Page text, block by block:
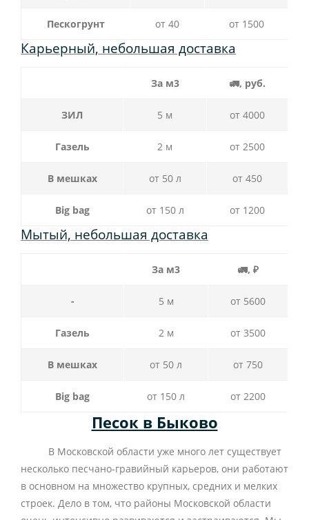
Пескогрунт от 40 от 1500
Карьерный, небольшая доставка
За м3 🚛, руб.
ЗИЛ 5 м от 4000
Газель 2 м от 2500
В мешках от 50 л от 450
Big bag от 150 л от 1200
Мытый, небольшая доставка
За м3 🚛, ₽
- 5 м от 5600
Газель 2 м от 3500
В мешках от 50 л от 750
Big bag от 150 л от 2200
Песок в Быково
В Московской области уже много лет существует
несколько песчано-гравийный карьеров, они работают
в основном на множество крупных, средних и мелких
строек. Дело в том, что районы Московской области